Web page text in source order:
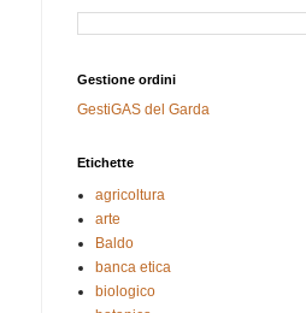
Gestione ordini
GestiGAS del Garda
Etichette
agricoltura
arte
Baldo
banca etica
biologico